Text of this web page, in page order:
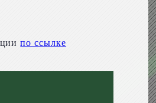
по ссылке